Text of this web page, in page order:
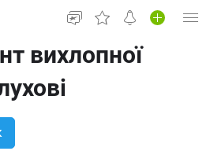
вихлопної